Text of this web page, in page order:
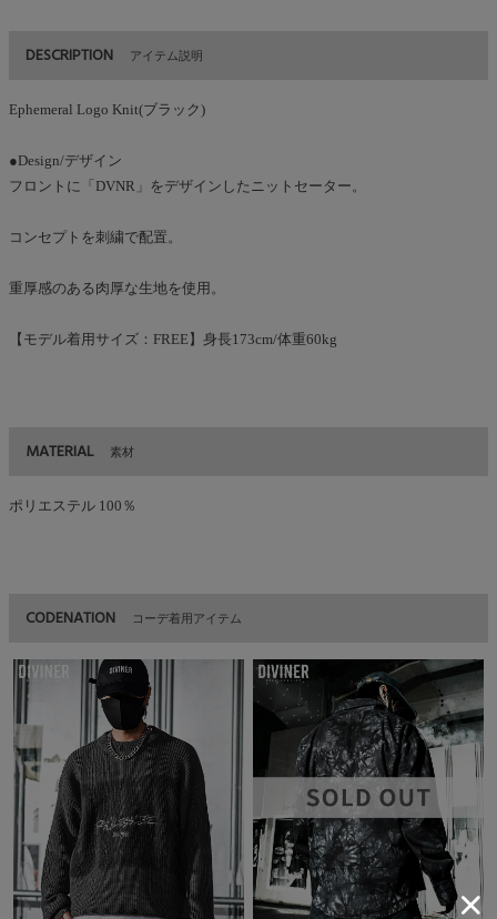
DESCRIPTION アイテム説明
Ephemeral Logo Knit(ブラック)
●Design/デザイン
フロントに「DVNR」をデザインしたニットセーター。
コンセプトを刺繍で配置。
重厚感のある肉厚な生地を使用。
【モデル着用サイズ：FREE】身長173cm/体重60kg
MATERIAL 素材
ポリエステル 100％
CODENATION コーデ着用アイテム